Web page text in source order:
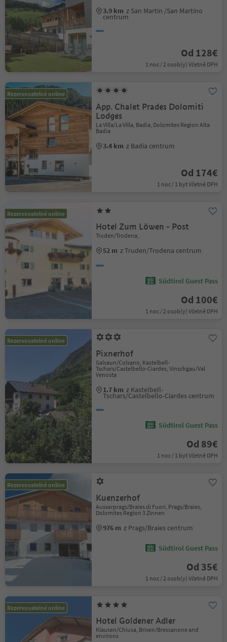
3.9 km z San Martin /San Martino
centrum
Od 128€
1 noc / 2 osob(y) Včetně DPH
Rezervovatelné online
App. Chalet Prades Dolomiti
Lodges
La Villa/La Villa, Badia, Dolomites Region Alta
Badia
3.4 km z Badia centrum
Od 174€
1 noc / 1 byt Včetně DPH
Rezervovatelné online
Hotel Zum Löwen - Post
Truden/Trodena,
52 m z Truden/Trodena centrum
Südtirol Guest Pass
Od 100€
1 noc / 2 osob(y) Včetně DPH
Rezervovatelné online
Pixnerhof
Galsaun/Colsano, Kastelbell-
Tschars/Castelbello-Ciardes, Vinschgau/Val
Venosta
1.7 km z Kastelbell-
Tschars/Castelbello-Ciardes centrum
Südtirol Guest Pass
Od 89€
1 noc / 1 byt Včetně DPH
Rezervovatelné online
Kuenzerhof
Ausserprags/Braies di Fuori, Prags/Braies,
Dolomites Region 3 Zinnen
976 m z Prags/Braies centrum
Südtirol Guest Pass
Od 35€
1 noc / 2 osob(y) Včetně DPH
Rezervovatelné online
Hotel Goldener Adler
Klausen/Chiusa, Brixen/Bressanone and
environs